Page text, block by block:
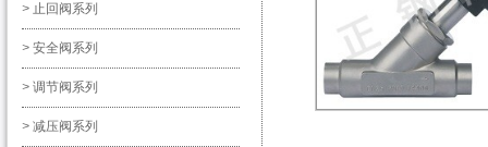
> 止回阀系列
> 安全阀系列
> 调节阀系列
> 减压阀系列